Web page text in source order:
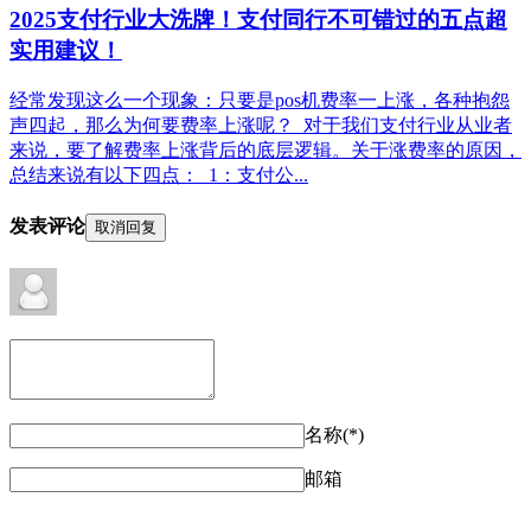
2025支付行业大洗牌！支付同行不可错过的五点超
实用建议！
经常发现这么一个现象：只要是pos机费率一上涨，各种抱怨
声四起，那么为何要费率上涨呢？ 对于我们支付行业从业者
来说，要了解费率上涨背后的底层逻辑。关于涨费率的原因，
总结来说有以下四点： 1：支付公...
发表评论 取消回复
名称(*)
邮箱